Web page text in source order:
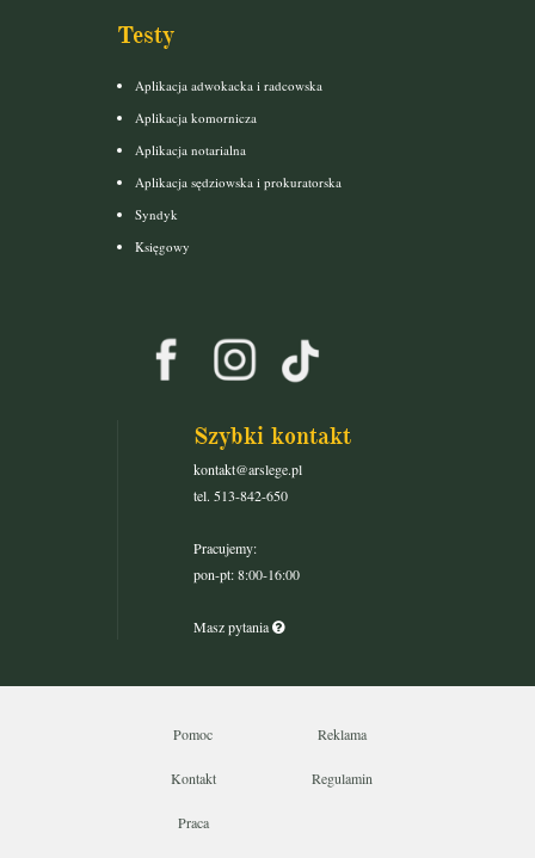
Testy
Aplikacja adwokacka i radcowska
Aplikacja komornicza
Aplikacja notarialna
Aplikacja sędziowska i prokuratorska
Syndyk
Księgowy
Szybki kontakt
kontakt@arslege.pl
tel. 513-842-650
Pracujemy:
pon-pt: 8:00-16:00
Masz pytania
Pomoc Reklama
Kontakt Regulamin
Praca